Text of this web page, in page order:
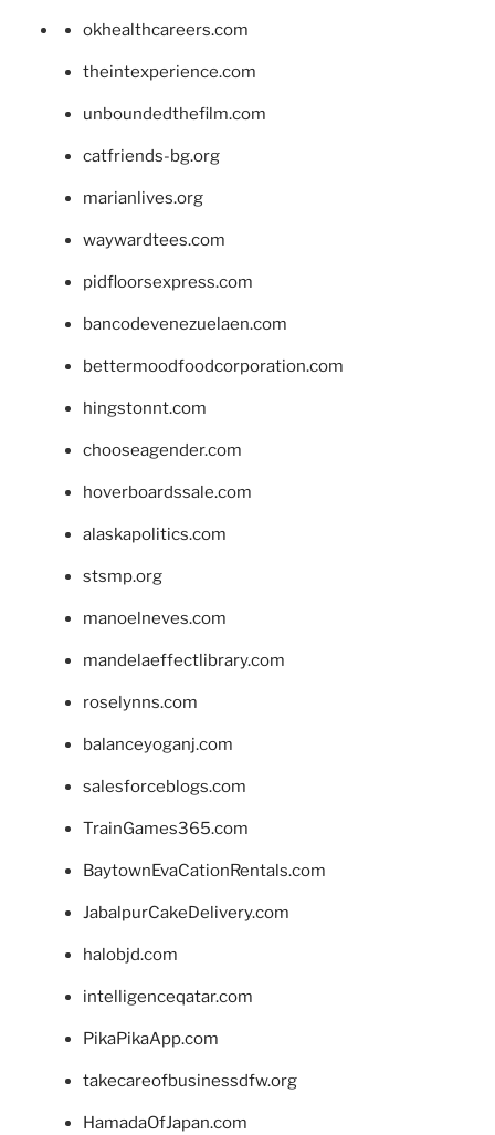
okhealthcareers.com
theintexperience.com
unboundedthefilm.com
catfriends-bg.org
marianlives.org
waywardtees.com
pidfloorsexpress.com
bancodevenezuelaen.com
bettermoodfoodcorporation.com
hingstonnt.com
chooseagender.com
hoverboardssale.com
alaskapolitics.com
stsmp.org
manoelneves.com
mandelaeffectlibrary.com
roselynns.com
balanceyoganj.com
salesforceblogs.com
TrainGames365.com
BaytownEvaCationRentals.com
JabalpurCakeDelivery.com
halobjd.com
intelligenceqatar.com
PikaPikaApp.com
takecareofbusinessdfw.org
HamadaOfJapan.com